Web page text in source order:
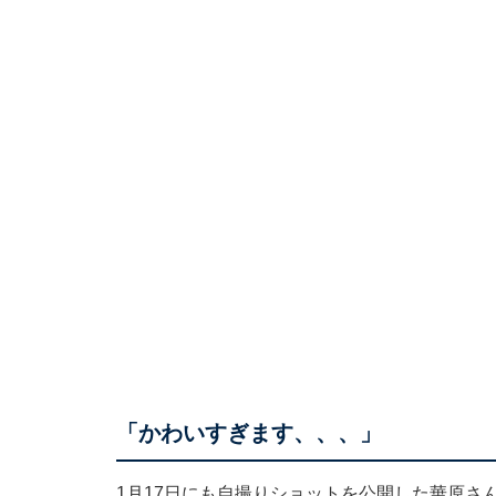
「かわいすぎます、、、」